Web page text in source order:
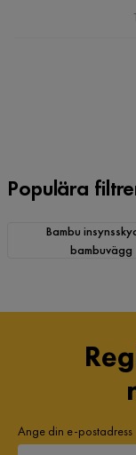
Populära
Bambu
bambuvägg
Ange din e-postadress